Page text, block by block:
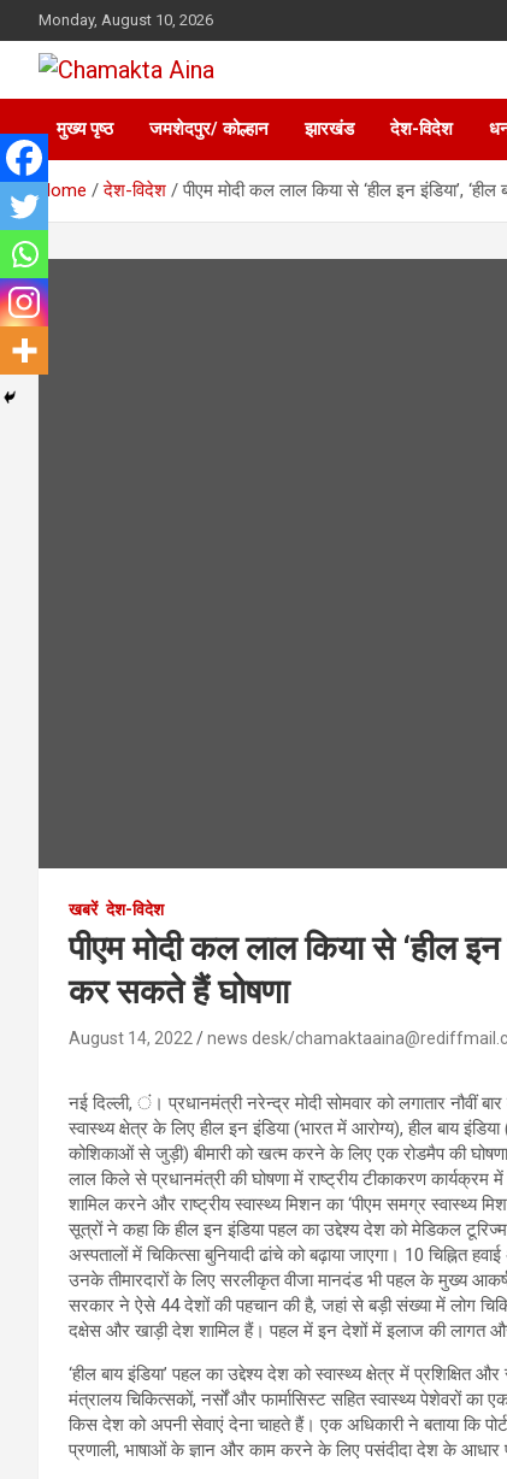
to
content
Monday, August 10, 2026
Chamakta Aina
Hindi News Paper – Jharkhand
मुख्य पृष्ठ
जमशेदपुर/ कोल्हान झारखंड देश-विदेश
Home देश-विदेश पीएम मोदी कल लाल किया से ‘हील इन इंडिया’,
खबरें देश-विदेश
पीएम मोदी कल लाल किया से ‘हील इन
कर सकते हैं घोषणा
August 14, 2022 news desk/
नई दिल्ली, ं। प्रधानमंत्री नरेन्द्र मोदी सोमवार को लगातार
स्वास्थ्य क्षेत्र के लिए हील इन इंडिया (भारत में आरोग्य), हील बाय
कोशिकाओं से जुड़ी) बीमारी को खत्म करने के लिए एक रोडमैप की
लाल किले से प्रधानमंत्री की घोषणा में राष्ट्रीय टीकाकरण कार्यक्रम
शामिल करने और राष्ट्रीय स्वास्थ्य मिशन का ‘पीएम समग्र स्वास्थ्य
सूत्रों ने कहा कि हील इन इंडिया पहल का उद्देश्य देश को मेडिकल
अस्पतालों में चिकित्सा बुनियादी ढांचे को बढ़ाया जाएगा। 10 चिह्नित
उनके तीमारदारों के लिए सरलीकृत वीजा मानदंड भी पहल के मुख्य
सरकार ने ऐसे 44 देशों की पहचान की है, जहां से बड़ी संख्या में लोग
दक्षेस और खाड़ी देश शामिल हैं। पहल में इन देशों में इलाज की लागत और
‘हील बाय इंडिया’ पहल का उद्देश्य देश को स्वास्थ्य क्षेत्र में
मंत्रालय चिकित्सकों, नर्सों और फार्मासिस्ट सहित स्वास्थ्य पेशेवरों
किस देश को अपनी सेवाएं देना चाहते हैं। एक अधिकारी ने बताया कि
प्रणाली, भाषाओं के ज्ञान और काम करने के लिए पसंदीदा देश के